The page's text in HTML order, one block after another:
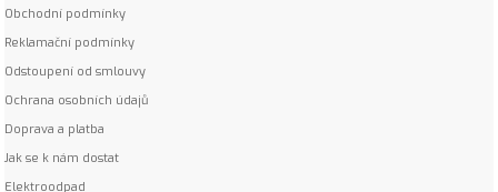
Obchodní podmínky
Reklamační podmínky
Odstoupení od smlouvy
Ochrana osobních údajů
Doprava a platba
Jak se k nám dostat
Elektroodpad